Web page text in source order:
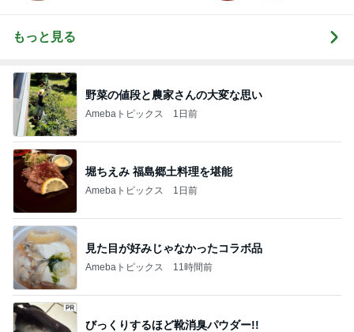
もっと見る
野菜の値段と農家さんの大変な思い
Amebaトピックス 1日前
堀ちえみ 福島郷土料理を堪能
Amebaトピックス 1日前
見た目が好みじゃなかったコラボ品
Amebaトピックス 11時間前
びっくりするほど靴消臭パウダー!!